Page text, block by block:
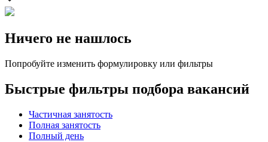
Ничего не нашлось
Попробуйте изменить формулировку или фильтры
Быстрые фильтры подбора вакансий
Частичная занятость
Полная занятость
Полный день